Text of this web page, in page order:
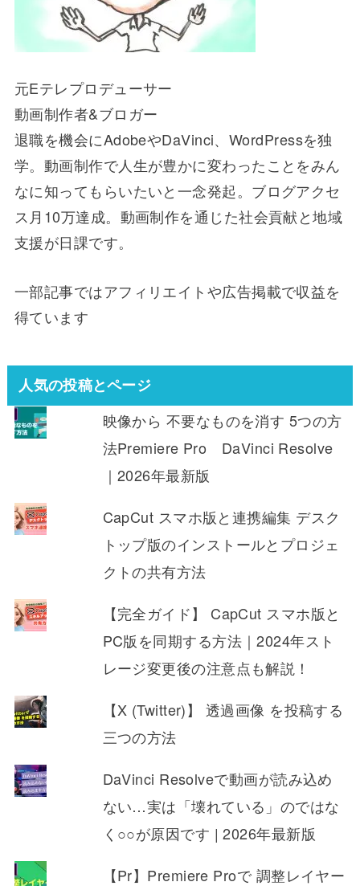
元Eテレプロデューサー
動画制作者&ブロガー
退職を機会にAdobeやDaVinci、WordPressを独
学。動画制作で人生が豊かに変わったことをみん
なに知ってもらいたいと一念発起。ブログアクセ
ス月10万達成。動画制作を通じた社会貢献と地域
支援が日課です。
一部記事ではアフィリエイトや広告掲載で収益を
得ています
人気の投稿とページ
映像から 不要なものを消す 5つの方
法Premiere Pro DaVinci Resolve
｜2026年最新版
CapCut スマホ版と連携編集 デスク
トップ版のインストールとプロジェ
クトの共有方法
【完全ガイド】 CapCut スマホ版と
PC版を同期する方法｜2024年スト
レージ変更後の注意点も解説！
【X (Twitter)】 透過画像 を投稿する
三つの方法
DaVinci Resolveで動画が読み込め
ない…実は「壊れている」のではな
く○○が原因です | 2026年最新版
【Pr】Premiere Proで 調整レイヤー